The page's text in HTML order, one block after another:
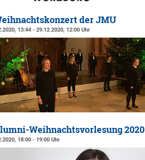
der JMU
13:44 - 29.12.2020, 12:00 Uhr
Weihnachtsvorlesung 2020
18:00 - 19:00 Uhr